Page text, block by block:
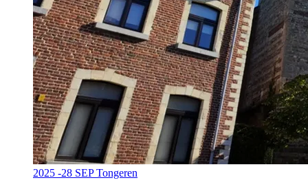
2025 -28 SEP Tongeren